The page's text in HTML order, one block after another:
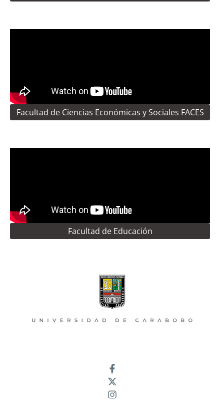
Facultad de Ciencias Económicas y Sociales FACES
Facultad de Educación